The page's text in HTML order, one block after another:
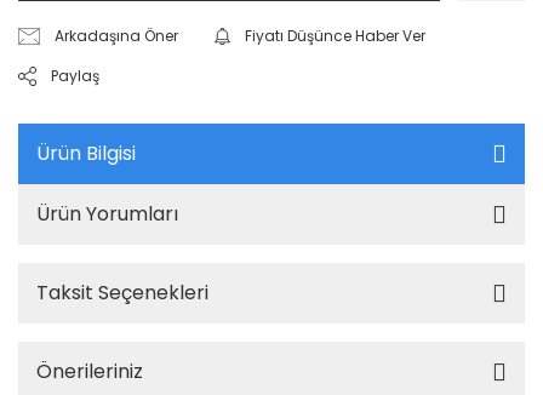
Arkadaşına Öner
Fiyatı Düşünce Haber Ver
Paylaş
Ürün Bilgisi
Ürün Yorumları
Taksit Seçenekleri
Önerileriniz